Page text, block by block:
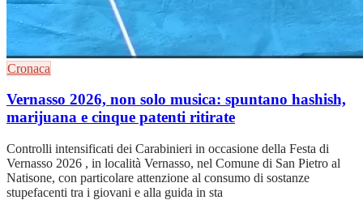
Cronaca
Vernasso 2026, non solo musica: spuntano hashish,
marijuana e cinque patenti ritirate
Controlli intensificati dei Carabinieri in occasione della Festa di
Vernasso 2026 , in località Vernasso, nel Comune di San Pietro al
Natisone, con particolare attenzione al consumo di sostanze
stupefacenti tra i giovani e alla guida in sta